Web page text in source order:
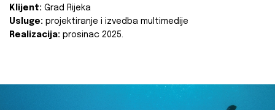
Klijent: Grad Rijeka
Usluge: projektiranje i izvedba multimedije
Realizacija: prosinac 2025.